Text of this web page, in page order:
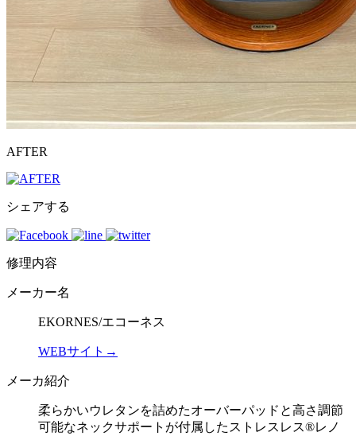
AFTER
シェアする
修理内容
メーカー名
EKORNES/エコーネス
WEBサイト→
メーカ紹介
柔らかいウレタンを詰めたオーバーパッドと高さ調節
可能なネックサポートが付属したストレスレス®レノ